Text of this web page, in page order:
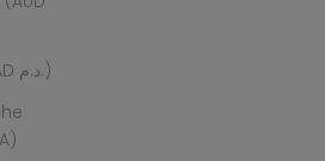
Westsahara (MAD د.م.)